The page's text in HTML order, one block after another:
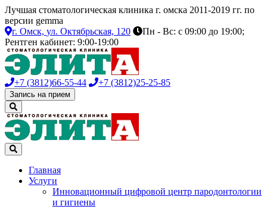
Лучшая стоматологическая клиника г. омска 2011-2019 гг. по
версии gemma
г. Омск, ул. Октябрьская, 120
Пн - Вс: с 09:00 до 19:00;
Рентген кабинет: 9:00-19:00
+7 (3812)66-55-44 +7 (3812)25-25-85
Запись на прием
Главная
Услуги
Инновационный цифровой центр пародонтологии
и гигиены